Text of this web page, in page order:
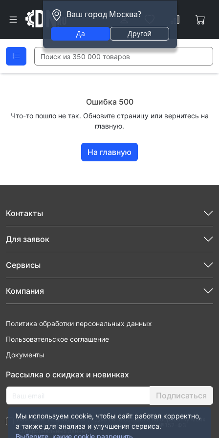
Ваш город Москва?
Да Другой
Ошибка 500
Что-то пошло не так. Обновите страницу или вернитесь на
главную.
На главную
Контакты
Для заявок
Сервисы
Компания
Политика обработки персональных данных
Пользовательское соглашение
Документы
Рассылка о скидках и новинках
Подписаться
Нажимая “Подписаться”, я даю свое согласие на обработку моих
персональных данных в соответствии с законом №152-ФЗ
“О персональных данных”
Мы используем cookie, чтобы сайт работал корректно,
а также для анализа и улучшения сервиса.
Выберите, какие cookie разрешить